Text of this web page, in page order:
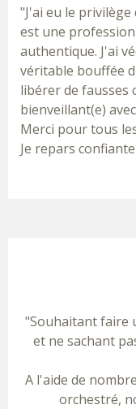
"J'ai eu le
est une
authentique. J'ai
véritable bouffée
libérer de fausses
bienveillant(e)
Merci pour tous
Je repars
"Souhaitant faire
et ne sachant
A l'aide de
orchestré,